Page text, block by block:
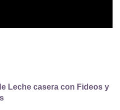
Leche casera con Fideos y